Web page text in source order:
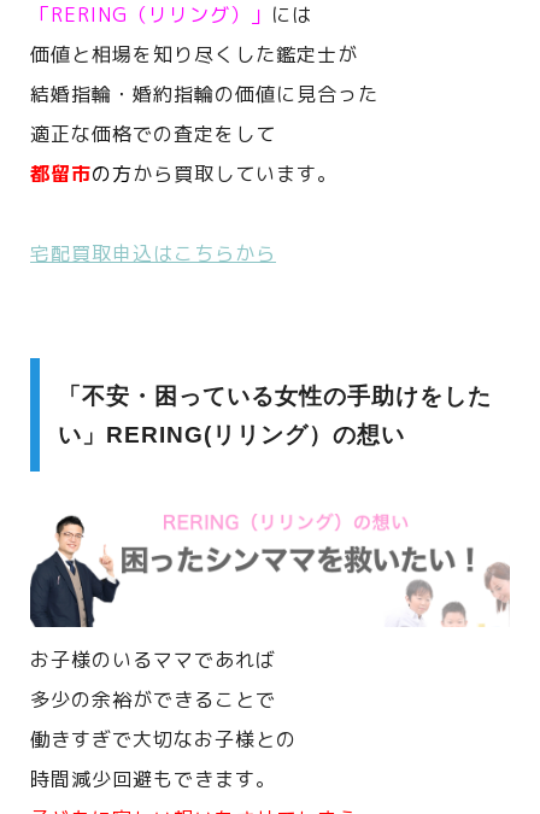
「RERING（リリング）」 には
価値と相場を知り尽くした鑑定士が
結婚指輪・婚約指輪の価値に見合った
適正な価格での査定をして
都留市の方から買取しています。
宅配買取申込はこちらから
「不安・困っている女性の手助けをした
い」RERING(リリング）の想い
お子様のいるママであれば
多少の余裕ができることで
働きすぎで大切なお子様との
時間減少回避もできます。